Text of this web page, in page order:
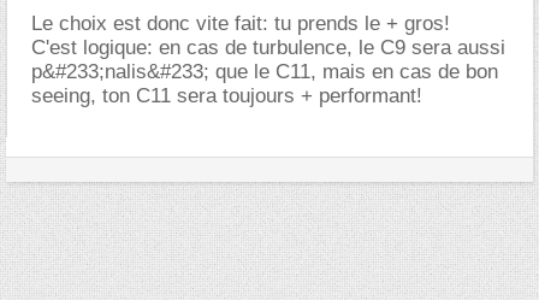
Le choix est donc vite fait: tu prends le + gros!
C'est logique: en cas de turbulence, le C9 sera aussi
p&#233;nalis&#233; que le C11, mais en cas de bon
seeing, ton C11 sera toujours + performant!